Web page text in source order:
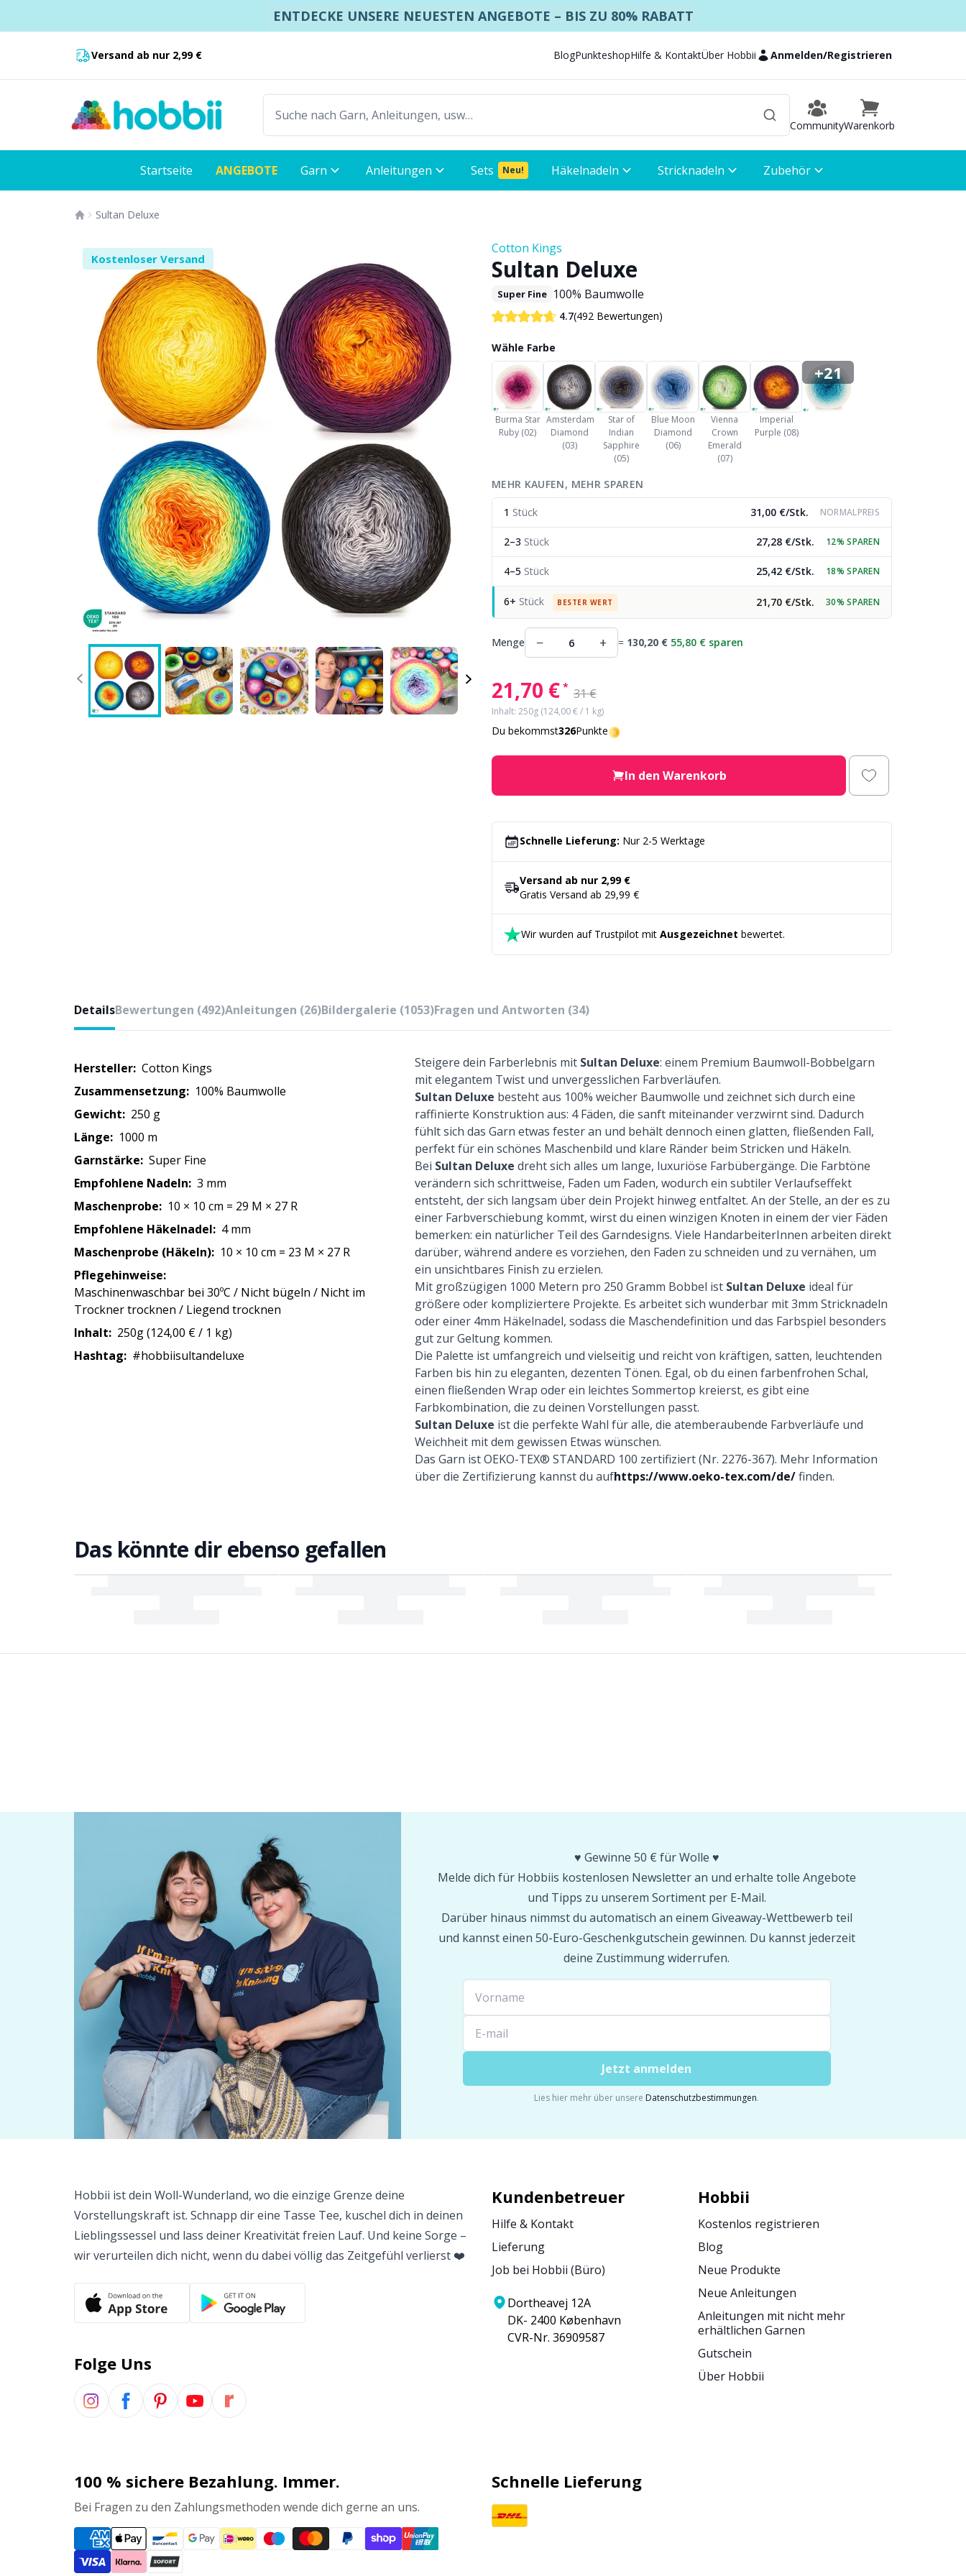
ENTDECKE UNSERE NEUESTEN ANGEBOTE – BIS ZU 80% RABATT
Versand ab nur 2,99 € BlogPunkteshopHilfe & KontaktÜber Hobbii Anmelden/Registrieren
CommunityWarenkorb
Startseite ANGEBOTE Garn Anleitungen Sets Neu! Häkelnadeln Stricknadeln Zubehör
Sultan Deluxe
Cotton Kings
Sultan Deluxe
Super Fine 100% Baumwolle
4.7(492 Bewertungen)
Kostenloser Versand
Wähle Farbe
Burma Star
Ruby (02)
Amsterdam
Diamond
(03)
Star of
Indian
Sapphire
(05)
Blue Moon
Diamond
(06)
Vienna
Crown
Emerald
(07)
Imperial
Purple (08)
+21
MEHR KAUFEN, MEHR SPAREN
1 Stück 31,00 €/Stk. NORMALPREIS
2–3 Stück 27,28 €/Stk. 12% SPAREN
4–5 Stück 25,42 €/Stk. 18% SPAREN
6+ Stück BESTER WERT 21,70 €/Stk. 30% SPAREN
Menge − + = 130,20 € 55,80 € sparen
21,70 € * 31 €
Inhalt: 250g (124,00 € / 1 kg)
Du bekommst326Punkte
In den Warenkorb
Schnelle Lieferung: Nur 2-5 Werktage
Versand ab nur 2,99 €
Gratis Versand ab 29,99 €
Wir wurden auf Trustpilot mit Ausgezeichnet bewertet.
DetailsBewertungen (492)Anleitungen (26)Bildergalerie (1053)Fragen und Antworten (34)
Hersteller:
Cotton Kings
Zusammensetzung:
100% Baumwolle
Gewicht:
250 g
Länge:
1000 m
Garnstärke:
Super Fine
Empfohlene Nadeln:
3 mm
Maschenprobe: 10 × 10 cm = 29 M × 27 R
Empfohlene Häkelnadel:
4 mm
Maschenprobe (Häkeln): 10 × 10 cm = 23 M × 27 R
Pflegehinweise:
Maschinenwaschbar bei 30ºC / Nicht bügeln / Nicht im
Trockner trocknen / Liegend trocknen
Inhalt:
250g (124,00 € / 1 kg)
Hashtag: #hobbiisultandeluxe
Steigere dein Farberlebnis mit Sultan Deluxe: einem Premium Baumwoll-Bobbelgarn
mit elegantem Twist und unvergesslichen Farbverläufen.
Sultan Deluxe besteht aus 100% weicher Baumwolle und zeichnet sich durch eine
raffinierte Konstruktion aus: 4 Fäden, die sanft miteinander verzwirnt sind. Dadurch
fühlt sich das Garn etwas fester an und behält dennoch einen glatten, fließenden Fall,
perfekt für ein schönes Maschenbild und klare Ränder beim Stricken und Häkeln.
Bei Sultan Deluxedreht sich alles um lange, luxuriöse Farbübergänge. Die Farbtöne
verändern sich schrittweise, Faden um Faden, wodurch ein subtiler Verlaufseffekt
entsteht, der sich langsam über dein Projekt hinweg entfaltet. An der Stelle, an der es zu
einer Farbverschiebung kommt, wirst du einen winzigen Knoten in einem der vier Fäden
bemerken: ein natürlicher Teil des Garndesigns. Viele HandarbeiterInnen arbeiten direkt
darüber, während andere es vorziehen, den Faden zu schneiden und zu vernähen, um
ein unsichtbares Finish zu erzielen.
Mit großzügigen 1000 Metern pro 250 Gramm Bobbel ist Sultan Deluxe ideal für
größere oder kompliziertere Projekte. Es arbeitet sich wunderbar mit 3mm Stricknadeln
oder einer 4mm Häkelnadel, sodass die Maschendefinition und das Farbspiel besonders
gut zur Geltung kommen.
Die Palette ist umfangreich und vielseitig und reicht von kräftigen, satten, leuchtenden
Farben bis hin zu eleganten, dezenten Tönen. Egal, ob du einen farbenfrohen Schal,
einen fließenden Wrap oder ein leichtes Sommertop kreierst, es gibt eine
Farbkombination, die zu deinen Vorstellungen passt.
Sultan Deluxe ist die perfekte Wahl für alle, die atemberaubende Farbverläufe und
Weichheit mit dem gewissen Etwas wünschen.
Das Garn ist OEKO-TEX® STANDARD 100 zertifiziert (Nr. 2276-367). Mehr Information
über die Zertifizierung kannst du aufhttps://www.oeko-tex.com/de/finden.
Das könnte dir ebenso gefallen
♥️ Gewinne 50 € für Wolle ♥️
Melde dich für Hobbiis kostenlosen Newsletter an und erhalte tolle Angebote
und Tipps zu unserem Sortiment per E-Mail.
Darüber hinaus nimmst du automatisch an einem Giveaway-Wettbewerb teil
und kannst einen 50-Euro-Geschenkgutschein gewinnen. Du kannst jederzeit
deine Zustimmung widerrufen.
Jetzt anmelden
Lies hier mehr über unsere Datenschutzbestimmungen.
Hobbii ist dein Woll-Wunderland, wo die einzige Grenze deine
Vorstellungskraft ist. Schnapp dir eine Tasse Tee, kuschel dich in deinen
Lieblingssessel und lass deiner Kreativität freien Lauf. Und keine Sorge –
wir verurteilen dich nicht, wenn du dabei völlig das Zeitgefühl verlierst ❤️
Folge Uns
Kundenbetreuer
Hilfe & Kontakt
Lieferung
Job bei Hobbii (Büro)
Dortheavej 12A
DK- 2400 København
CVR-Nr. 36909587
Hobbii
Kostenlos registrieren
Blog
Neue Produkte
Neue Anleitungen
Anleitungen mit nicht mehr
erhältlichen Garnen
Gutschein
Über Hobbii
100 % sichere Bezahlung. Immer.
Bei Fragen zu den Zahlungsmethoden wende dich gerne an uns.
Schnelle Lieferung